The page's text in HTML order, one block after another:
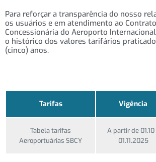
Para reforçar a transparência do nosso
os usuários e em atendimento ao
Concessionária do Aeroporto
o histórico dos valores tarifários
(cinco) anos.
Tarifas Vigência
Tabela tarifas
Aeroportuárias SBCY
A partir de 01.10
01.11.2025